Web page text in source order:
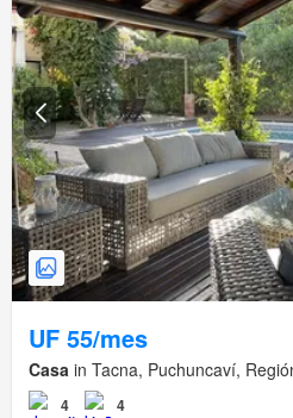
UF 55/mes
Casa in Tacna, Puchuncaví,
4 4